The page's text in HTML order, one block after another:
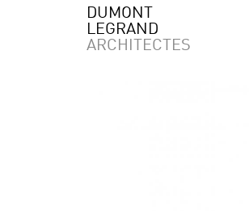
DUMONT
LEGRAND
ARCHITECTES